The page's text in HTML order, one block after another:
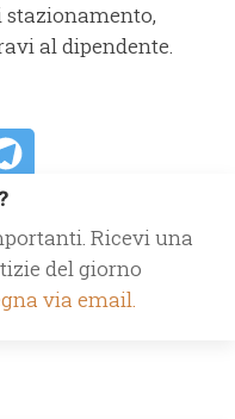
al dipendente.
Ricevi una
del giorno
via email.